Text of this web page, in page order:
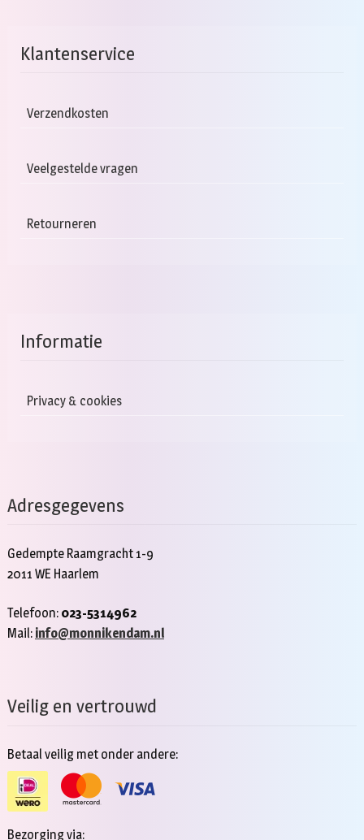
Klantenservice
Verzendkosten
Veelgestelde vragen
Retourneren
Informatie
Privacy & cookies
Adresgegevens
Gedempte Raamgracht 1-9
2011 WE Haarlem
Telefoon: 023-5314962
Mail: info@monnikendam.nl
Veilig en vertrouwd
Betaal veilig met onder andere:
Bezorging via: